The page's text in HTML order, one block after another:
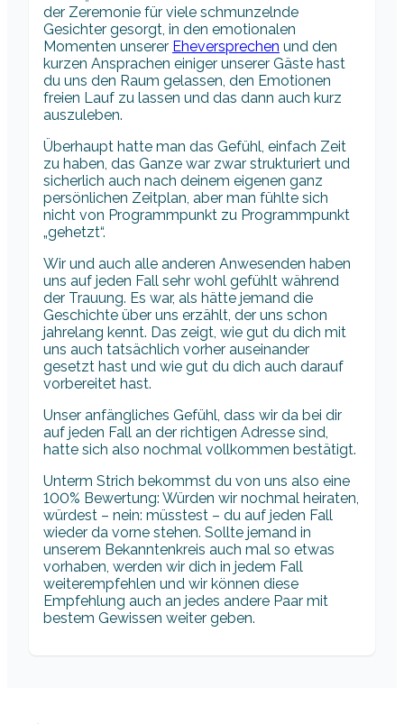
der Zeremonie für viele schmunzelnde
Gesichter gesorgt, in den emotionalen
Momenten unserer Eheversprechen und den
kurzen Ansprachen einiger unserer Gäste hast
du uns den Raum gelassen, den Emotionen
freien Lauf zu lassen und das dann auch kurz
auszuleben.
Überhaupt hatte man das Gefühl, einfach Zeit
zu haben, das Ganze war zwar strukturiert und
sicherlich auch nach deinem eigenen ganz
persönlichen Zeitplan, aber man fühlte sich
nicht von Programmpunkt zu Programmpunkt
„gehetzt“.
Wir und auch alle anderen Anwesenden haben
uns auf jeden Fall sehr wohl gefühlt während
der Trauung. Es war, als hätte jemand die
Geschichte über uns erzählt, der uns schon
jahrelang kennt. Das zeigt, wie gut du dich mit
uns auch tatsächlich vorher auseinander
gesetzt hast und wie gut du dich auch darauf
vorbereitet hast.
Unser anfängliches Gefühl, dass wir da bei dir
auf jeden Fall an der richtigen Adresse sind,
hatte sich also nochmal vollkommen bestätigt.
Unterm Strich bekommst du von uns also eine
100% Bewertung: Würden wir nochmal heiraten,
würdest – nein: müsstest – du auf jeden Fall
wieder da vorne stehen. Sollte jemand in
unserem Bekanntenkreis auch mal so etwas
vorhaben, werden wir dich in jedem Fall
weiterempfehlen und wir können diese
Empfehlung auch an jedes andere Paar mit
bestem Gewissen weiter geben.